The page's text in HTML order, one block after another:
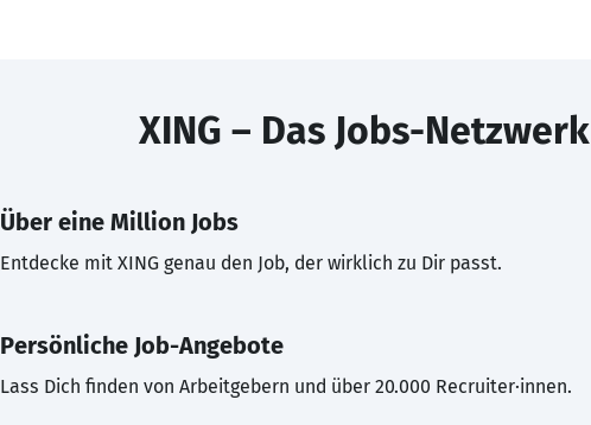
XING – Das Jobs-Netzwerk
Über eine Million Jobs
Entdecke mit XING genau den Job, der wirklich zu Dir passt.
Persönliche Job-Angebote
Lass Dich finden von Arbeitgebern und über 20.000 Recruiter·innen.